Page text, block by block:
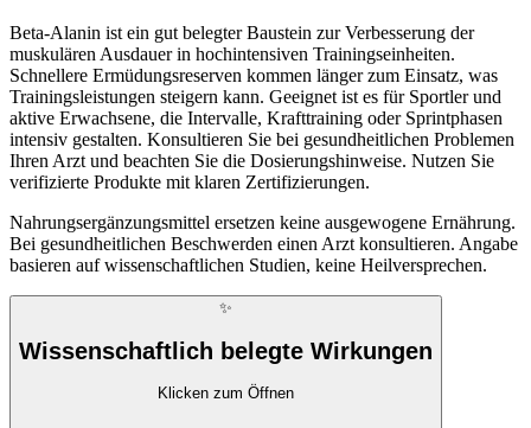
Beta-Alanin ist ein gut belegter Baustein zur Verbesserung der
muskulären Ausdauer in hochintensiven Trainingseinheiten.
Schnellere Ermüdungsreserven kommen länger zum Einsatz, was
Trainingsleistungen steigern kann. Geeignet ist es für Sportler und
aktive Erwachsene, die Intervalle, Krafttraining oder Sprintphasen
intensiv gestalten. Konsultieren Sie bei gesundheitlichen Problemen
Ihren Arzt und beachten Sie die Dosierungshinweise. Nutzen Sie
verifizierte Produkte mit klaren Zertifizierungen.
Nahrungsergänzungsmittel ersetzen keine ausgewogene Ernährung.
Bei gesundheitlichen Beschwerden einen Arzt konsultieren. Angabe
basieren auf wissenschaftlichen Studien, keine Heilversprechen.
✨
Wissenschaftlich belegte Wirkungen
Klicken zum Öffnen